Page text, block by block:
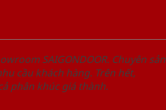
SAIGONDOOR. Chuyên sản
cầu khách hàng. Trên hết,
phân khúc giá thành.